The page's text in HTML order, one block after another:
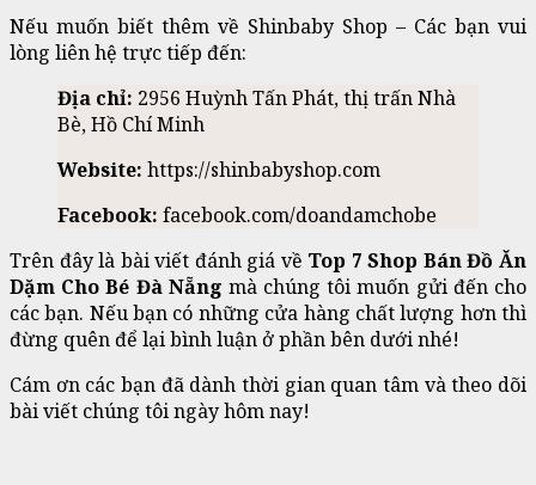
Nếu muốn biết thêm về Shinbaby Shop – Các bạn vui
lòng liên hệ trực tiếp đến:
Địa chỉ: 2956 Huỳnh Tấn Phát, thị trấn Nhà
Bè, Hồ Chí Minh
Website: https://shinbabyshop.com
Facebook: facebook.com/doandamchobe
Trên đây là bài viết đánh giá về Top 7 Shop Bán Đồ Ăn
Dặm Cho Bé Đà Nẵng mà chúng tôi muốn gửi đến cho
các bạn. Nếu bạn có những cửa hàng chất lượng hơn thì
đừng quên để lại bình luận ở phần bên dưới nhé!
Cám ơn các bạn đã dành thời gian quan tâm và theo dõi
bài viết chúng tôi ngày hôm nay!